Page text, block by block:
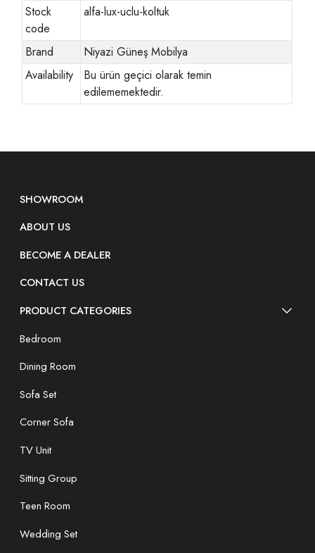
Stock
code
alfa-lux-uclu-koltuk
Brand
Niyazi Güneş Mobilya
Availability
Bu ürün geçici olarak temin
edilememektedir.
SHOWROOM
ABOUT US
BECOME A DEALER
CONTACT US
PRODUCT CATEGORIES
Bedroom
Dining Room
Sofa Set
Corner Sofa
TV Unit
Sitting Group
Teen Room
Wedding Set